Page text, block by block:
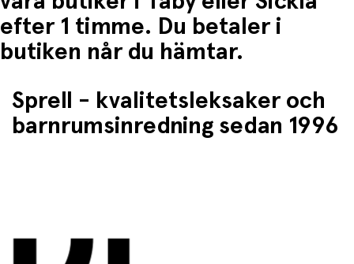
efter 1 timme. Du betaler i
butiken når du hämtar.
Sprell - kvalitetsleksaker och
barnrumsinredning sedan 1996